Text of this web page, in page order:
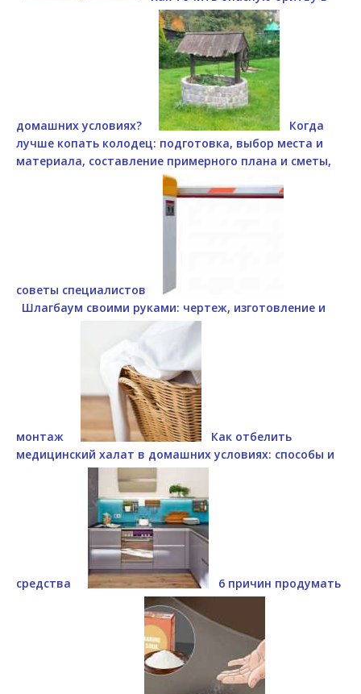
домашних условиях?
Когда
лучше копать колодец: подготовка, выбор места и
материала, составление примерного плана и сметы,
советы специалистов
Шлагбаум своими руками: чертеж, изготовление и
монтаж
Как отбелить
медицинский халат в домашних условиях: способы и
средства 6 причин продумать